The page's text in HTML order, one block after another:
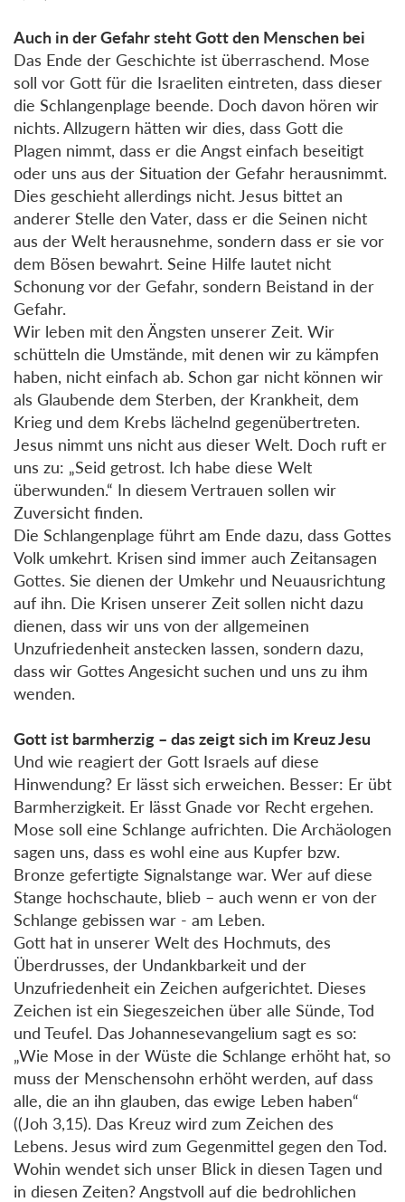
Auch in der Gefahr steht Gott den Menschen bei
Das Ende der Geschichte ist überraschend. Mose
soll vor Gott für die Israeliten eintreten, dass dieser
die Schlangenplage beende. Doch davon hören wir
nichts. Allzugern hätten wir dies, dass Gott die
Plagen nimmt, dass er die Angst einfach beseitigt
oder uns aus der Situation der Gefahr herausnimmt.
Dies geschieht allerdings nicht. Jesus bittet an
anderer Stelle den Vater, dass er die Seinen nicht
aus der Welt herausnehme, sondern dass er sie vor
dem Bösen bewahrt. Seine Hilfe lautet nicht
Schonung vor der Gefahr, sondern Beistand in der
Gefahr.
Wir leben mit den Ängsten unserer Zeit. Wir
schütteln die Umstände, mit denen wir zu kämpfen
haben, nicht einfach ab. Schon gar nicht können wir
als Glaubende dem Sterben, der Krankheit, dem
Krieg und dem Krebs lächelnd gegenübertreten.
Jesus nimmt uns nicht aus dieser Welt. Doch ruft er
uns zu: „Seid getrost. Ich habe diese Welt
überwunden.“ In diesem Vertrauen sollen wir
Zuversicht finden.
Die Schlangenplage führt am Ende dazu, dass Gottes
Volk umkehrt. Krisen sind immer auch Zeitansagen
Gottes. Sie dienen der Umkehr und Neuausrichtung
auf ihn. Die Krisen unserer Zeit sollen nicht dazu
dienen, dass wir uns von der allgemeinen
Unzufriedenheit anstecken lassen, sondern dazu,
dass wir Gottes Angesicht suchen und uns zu ihm
wenden.
Gott ist barmherzig – das zeigt sich im Kreuz Jesu
Und wie reagiert der Gott Israels auf diese
Hinwendung? Er lässt sich erweichen. Besser: Er übt
Barmherzigkeit. Er lässt Gnade vor Recht ergehen.
Mose soll eine Schlange aufrichten. Die Archäologen
sagen uns, dass es wohl eine aus Kupfer bzw.
Bronze gefertigte Signalstange war. Wer auf diese
Stange hochschaute, blieb – auch wenn er von der
Schlange gebissen war - am Leben.
Gott hat in unserer Welt des Hochmuts, des
Überdrusses, der Undankbarkeit und der
Unzufriedenheit ein Zeichen aufgerichtet. Dieses
Zeichen ist ein Siegeszeichen über alle Sünde, Tod
und Teufel. Das Johannesevangelium sagt es so:
„Wie Mose in der Wüste die Schlange erhöht hat, so
muss der Menschensohn erhöht werden, auf dass
alle, die an ihn glauben, das ewige Leben haben“
((Joh 3,15). Das Kreuz wird zum Zeichen des
Lebens. Jesus wird zum Gegenmittel gegen den Tod.
Wohin wendet sich unser Blick in diesen Tagen und
in diesen Zeiten? Angstvoll auf die bedrohlichen